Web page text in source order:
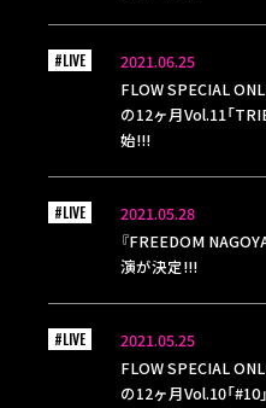
2021.06.25
FLOW SPECIAL
の12ヶ月Vol.11「
始!!!
#LIVE
2021.05.28
『FREEDOM
演が決定!!!
#LIVE
2021.05.25
FLOW SPECIAL
の12ヶ月Vol.10「
#LIVE